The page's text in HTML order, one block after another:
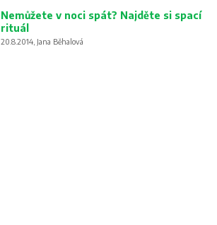
Nemůžete v noci spát? Najděte si spací
rituál
20.8.2014, Jana Běhalová